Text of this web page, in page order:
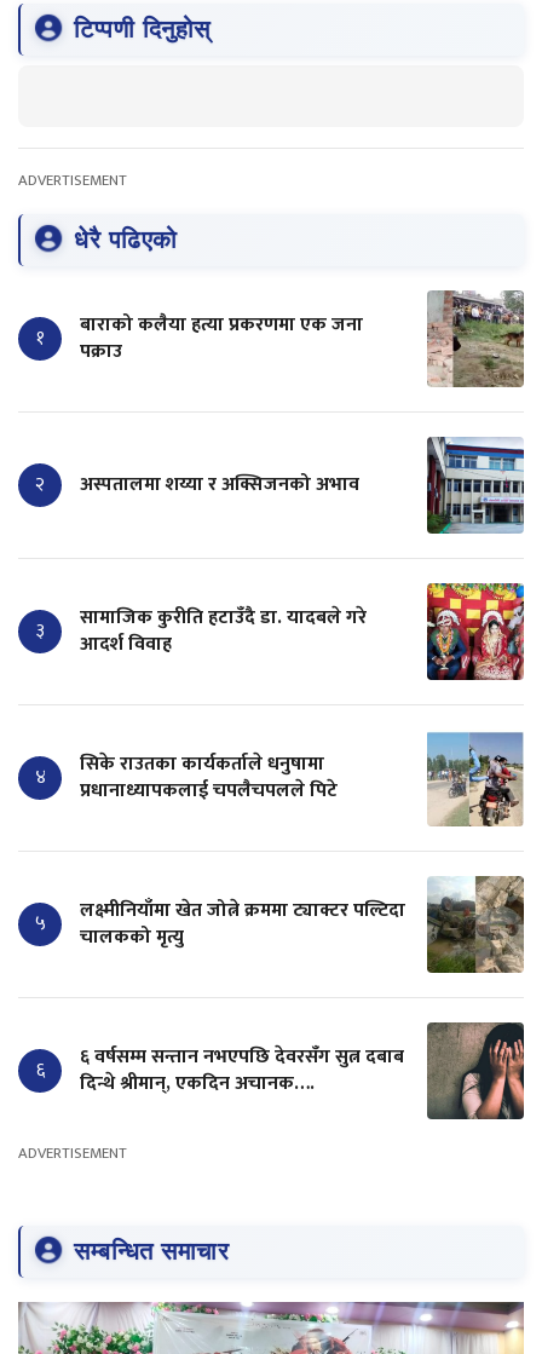
टिप्पणी दिनुहोस्
ADVERTISEMENT
धेरै पढिएको
१
बाराको कलैया हत्या प्रकरणमा एक जना
पक्राउ
२ अस्पतालमा शय्या र अक्सिजनको अभाव
३
सामाजिक कुरीति हटाउँदै डा. यादबले गरे
आदर्श विवाह
४
सिके राउतका कार्यकर्ताले धनुषामा
प्रधानाध्यापकलाई चपलैचपलले पिटे
५
लक्ष्मीनियाँमा खेत जोत्ने क्रममा ट्याक्टर पल्टिदा
चालकको मृत्यु
६
६ वर्षसम्म सन्तान नभएपछि देवरसँग सुत्न दबाब
दिन्थे श्रीमान्, एकदिन अचानक….
ADVERTISEMENT
सम्बन्धित समाचार